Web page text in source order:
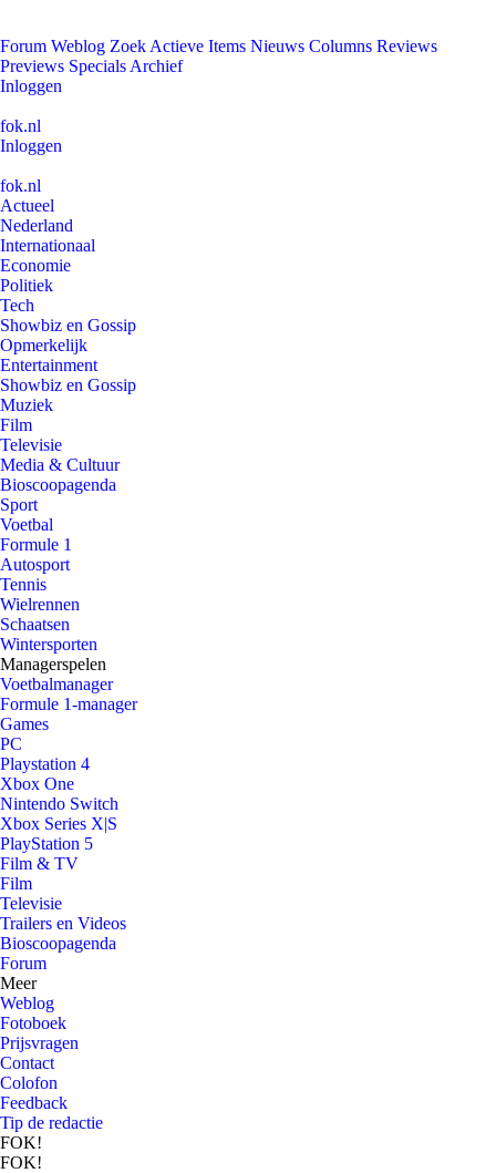
Forum Weblog Zoek Actieve Items Nieuws Columns Reviews
Previews Specials Archief
Inloggen
fok.nl
Inloggen
fok.nl
Actueel
Nederland
Internationaal
Economie
Politiek
Tech
Showbiz en Gossip
Opmerkelijk
Entertainment
Showbiz en Gossip
Muziek
Film
Televisie
Media & Cultuur
Bioscoopagenda
Sport
Voetbal
Formule 1
Autosport
Tennis
Wielrennen
Schaatsen
Wintersporten
Managerspelen
Voetbalmanager
Formule 1-manager
Games
PC
Playstation 4
Xbox One
Nintendo Switch
Xbox Series X|S
PlayStation 5
Film & TV
Film
Televisie
Trailers en Videos
Bioscoopagenda
Forum
Meer
Weblog
Fotoboek
Prijsvragen
Contact
Colofon
Feedback
Tip de redactie
FOK!
FOK!